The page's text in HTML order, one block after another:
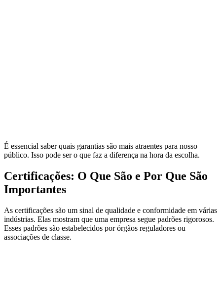
É essencial saber quais garantias são mais atraentes para nosso
público. Isso pode ser o que faz a diferença na hora da escolha.
Certificações: O Que São e Por Que São
Importantes
As certificações são um sinal de qualidade e conformidade em várias
indústrias. Elas mostram que uma empresa segue padrões rigorosos.
Esses padrões são estabelecidos por órgãos reguladores ou
associações de classe.